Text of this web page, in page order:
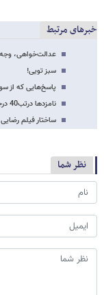
خبرهای مرتبط
عدالت‌خواهی،
سبز تویی!
پاسخ‌هایی که از
نامزدها در‌تب‌40 درجه مناظره
ساختار فیلم
نظر شما